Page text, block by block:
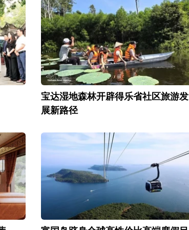
宝达湿地森林开辟得乐省社区旅游发
展新路径